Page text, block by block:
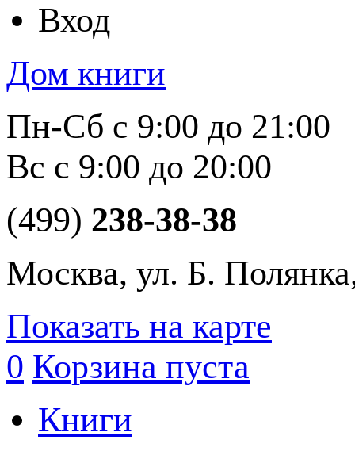
Вход
Дом книги
Пн-Сб с 9:00 до 21:00
Вс с 9:00 до 20:00
(499) 238-38-38
Москва, ул. Б.
Показать на карте
0 Корзина пуста
Книги